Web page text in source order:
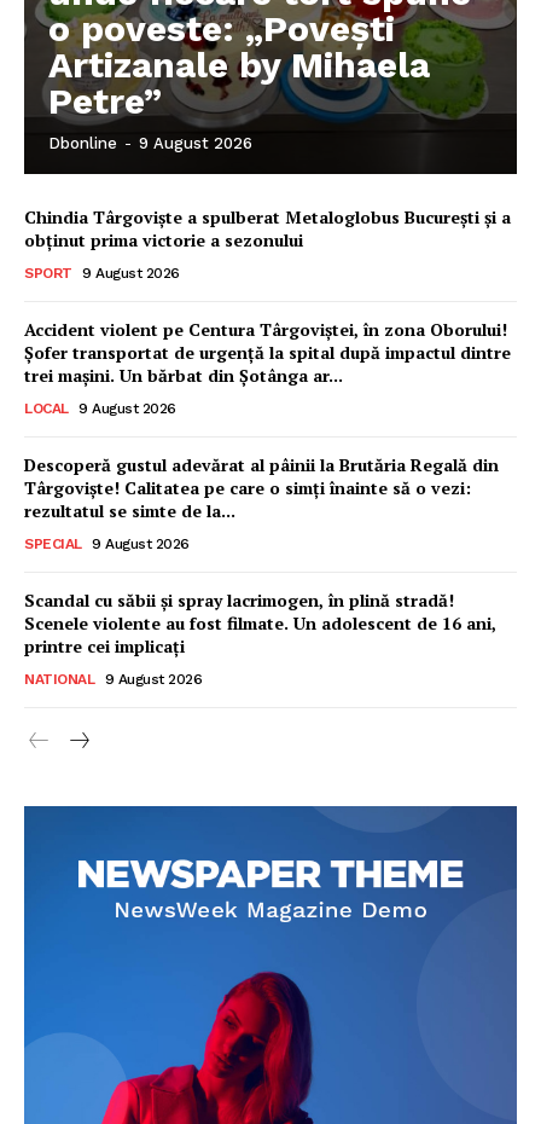
o poveste: „Povești
Artizanale by Mihaela
Petre”
Dbonline - 9 August 2026
Chindia Târgoviște a spulberat Metaloglobus București și a
obținut prima victorie a sezonului
SPORT 9 August 2026
Accident violent pe Centura Târgoviștei, în zona Oborului!
Șofer transportat de urgență la spital după impactul dintre
trei mașini. Un bărbat din Șotânga ar...
LOCAL 9 August 2026
Descoperă gustul adevărat al pâinii la Brutăria Regală din
Târgoviște! Calitatea pe care o simți înainte să o vezi:
rezultatul se simte de la...
SPECIAL 9 August 2026
Scandal cu săbii și spray lacrimogen, în plină stradă!
Scenele violente au fost filmate. Un adolescent de 16 ani,
printre cei implicați
NATIONAL 9 August 2026